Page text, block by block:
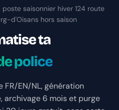
saisonnier hiver 124 route
d'Oisans hors saison
ta
police
FR/EN/NL, génération
archivage 6 mois et purge